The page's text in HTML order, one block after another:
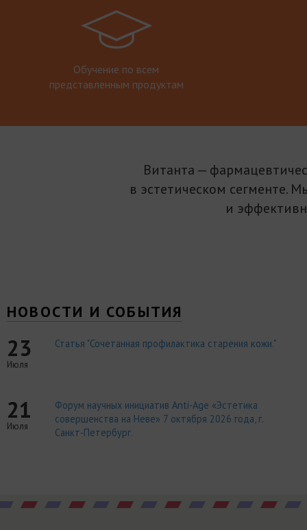
Обучение по всем
представленным продуктам
Витанта —
в эстетическом сегменте.
и
НОВОСТИ И СОБЫТИЯ
23
Июля
Статья "Сочетанная профилактика старения кожи."
21
Июля
Форум научных инициатив Anti-Age «Эстетика
совершенства на Неве» 7 октября 2026 года, г.
Санкт-Петербург.